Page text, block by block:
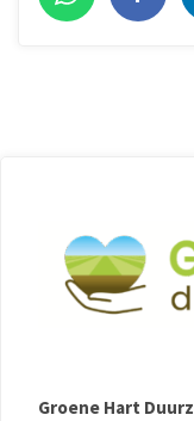
Groene Hart